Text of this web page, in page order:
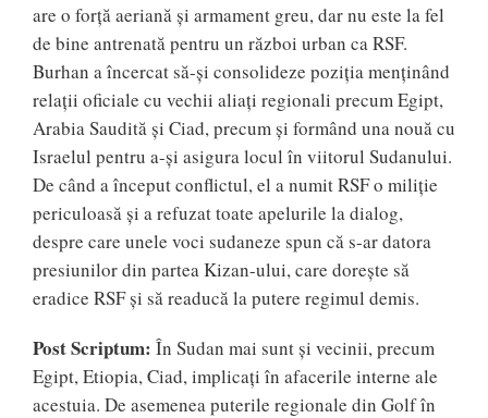
are o forță aeriană și armament greu, dar nu este la fel
de bine antrenată pentru un război urban ca RSF.
Burhan a încercat să-și consolideze poziția menținând
relații oficiale cu vechii aliați regionali precum Egipt,
Arabia Saudită și Ciad, precum și formând una nouă cu
Israelul pentru a-și asigura locul în viitorul Sudanului.
De când a început conflictul, el a numit RSF o miliție
periculoasă și a refuzat toate apelurile la dialog,
despre care unele voci sudaneze spun că s-ar datora
presiunilor din partea Kizan-ului, care dorește să
eradice RSF și să readucă la putere regimul demis.
Post Scriptum: În Sudan mai sunt și vecinii, precum
Egipt, Etiopia, Ciad, implicați în afacerile interne ale
acestuia. De asemenea puterile regionale din Golf în